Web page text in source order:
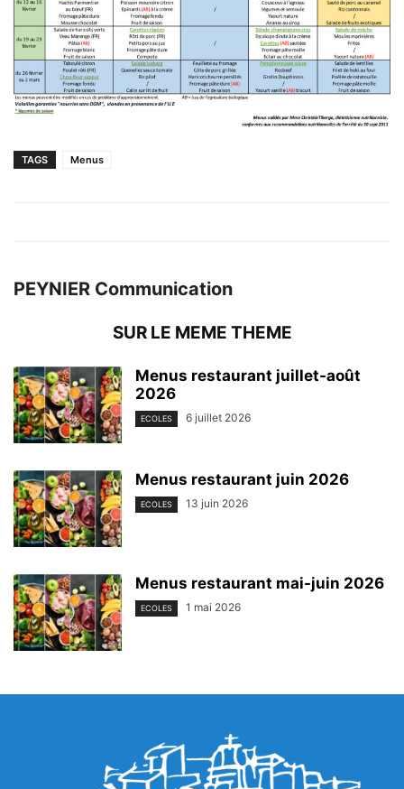
TAGS Menus
PEYNIER Communication
SUR LE MEME THEME
Menus restaurant juillet-août
2026
ECOLES 6 juillet 2026
Menus restaurant juin 2026
ECOLES 13 juin 2026
Menus restaurant mai-juin 2026
ECOLES 1 mai 2026